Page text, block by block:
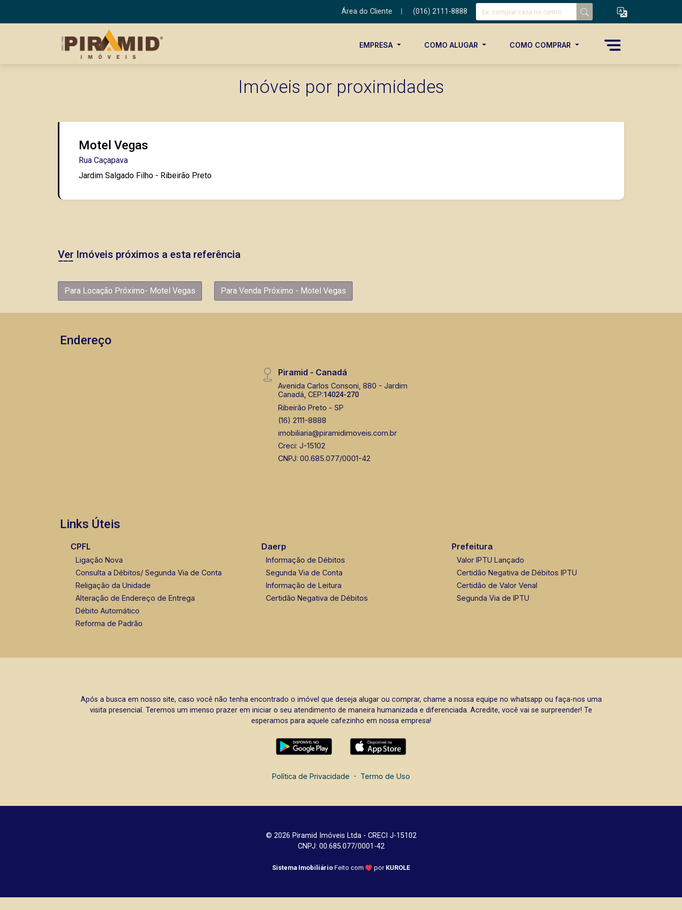
Área do Cliente (016) 2111-8888
EMPRESA COMO ALUGAR COMO COMPRAR
Imóveis por proximidades
Motel Vegas
Rua Caçapava
Jardim Salgado Filho - Ribeirão Preto
Ver Imóveis próximos a esta referência
Para Locação Próximo- Motel Vegas Para Venda Próximo - Motel Vegas
Endereço
Piramid - Canadá
Avenida Carlos Consoni, 880 - Jardim
Canadá, CEP:14024-270
Ribeirão Preto - SP
(16) 2111-8888
imobiliaria@piramidimoveis.com.br
Creci: J-15102
CNPJ: 00.685.077/0001-42
Links Úteis
CPFL
Ligação Nova
Consulta a Débitos/ Segunda Via de Conta
Religação da Unidade
Alteração de Endereço de Entrega
Débito Automático
Reforma de Padrão
Daerp
Informação de Débitos
Segunda Via de Conta
Informação de Leitura
Certidão Negativa de Débitos
Prefeitura
Valor IPTU Lançado
Certidão Negativa de Débitos IPTU
Certidão de Valor Venal
Segunda Via de IPTU
Após a busca em nosso site, caso você não tenha encontrado o imóvel que deseja alugar ou comprar, chame a nossa equipe no whatsapp ou faça-nos uma
visita presencial. Teremos um imenso prazer em iniciar o seu atendimento de maneira humanizada e diferenciada. Acredite, você vai se surpreender! Te
esperamos para aquele cafezinho em nossa empresa!
Política de Privacidade - Termo de Uso
© 2026 Piramid Imóveis Ltda - CRECI J-15102
CNPJ: 00.685.077/0001-42
Sistema Imobiliário Feito com por KUROLE